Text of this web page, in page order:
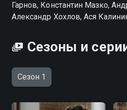
Гарнов, Константин Мазко,
Александр Хохлов, Ася
Сезоны и
Сезон 1